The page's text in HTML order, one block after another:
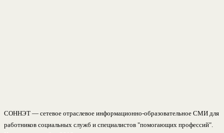
СОННЭТ — сетевое отраслевое информационно-образовательное СМИ для
работников социальных служб и специалистов "помогающих профессий".